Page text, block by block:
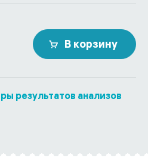
В корзину
результатов анализов